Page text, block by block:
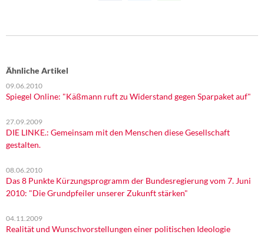
Ähnliche Artikel
09.06.2010
Spiegel Online: "Käßmann ruft zu Widerstand gegen Sparpaket auf"
27.09.2009
DIE LINKE.: Gemeinsam mit den Menschen diese Gesellschaft
gestalten.
08.06.2010
Das 8 Punkte Kürzungsprogramm der Bundesregierung vom 7. Juni
2010: "Die Grundpfeiler unserer Zukunft stärken"
04.11.2009
Realität und Wunschvorstellungen einer politischen Ideologie